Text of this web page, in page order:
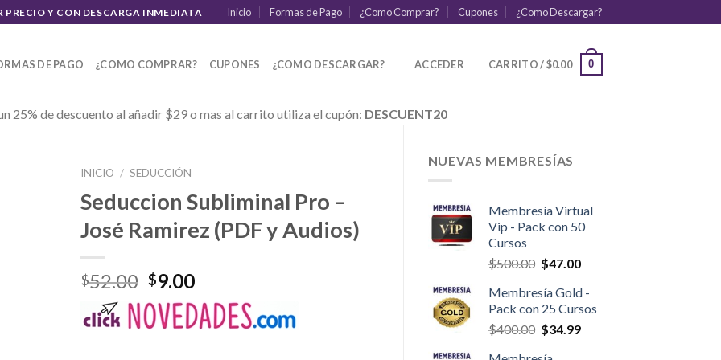
PRECIO Y CON DESCARGA INMEDIATA Inicio Formas de Pago ¿Como Comprar? Cupones ¿Como Descargar?
DE PAGO ¿COMO COMPRAR? CUPONES ¿COMO DESCARGAR? ACCEDER CARRITO /$0.00 0
25% de descuento al añadir $29 o mas al carrito utiliza el cupón: DESCUENT20
NUEVAS MEMBRESÍAS
Membresía Virtual
Vip - Pack con 50
Cursos
$500.00 $47.00
Membresía Gold -
Pack con 25 Cursos
$400.00 $34.99
INICIO / SEDUCCIÓN
Seduccion Subliminal Pro –
José Ramirez (PDF y Audios)
$52.00 $9.00